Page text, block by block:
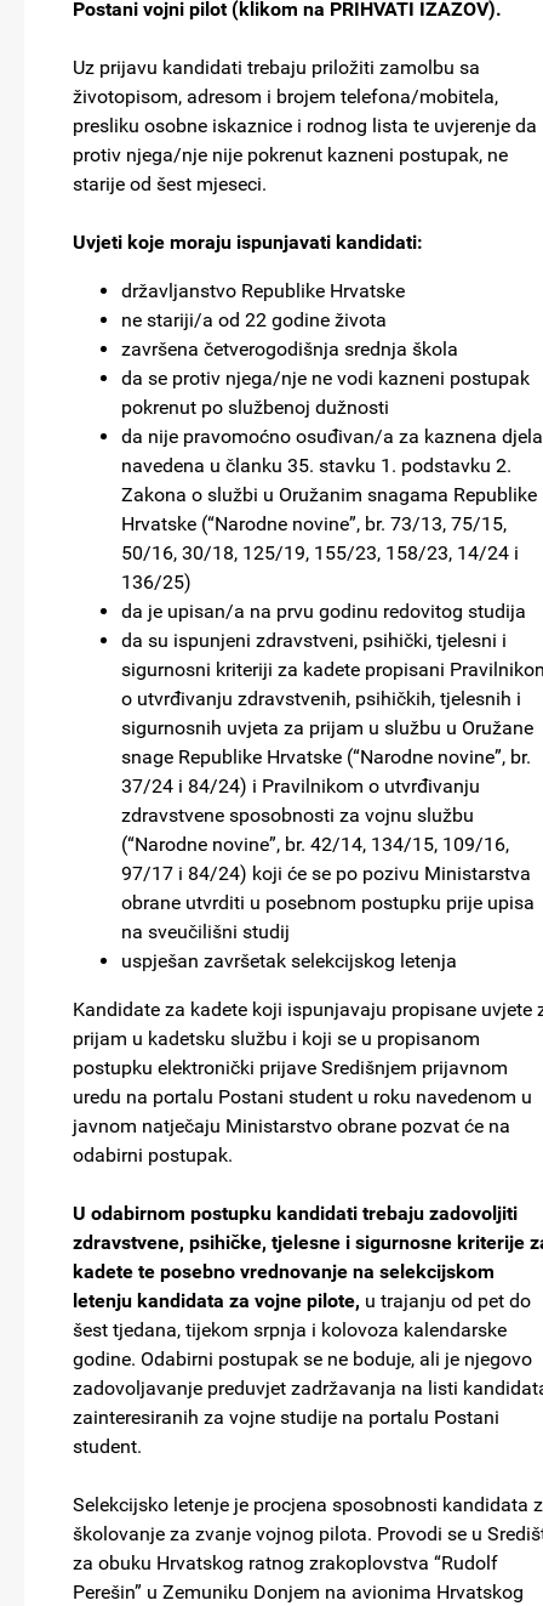
Postani vojni pilot (klikom na PRIHVATI IZAZOV).
Uz prijavu kandidati trebaju priložiti zamolbu sa
životopisom, adresom i brojem telefona/mobitela,
presliku osobne iskaznice i rodnog lista te uvjerenje da
protiv njega/nje nije pokrenut kazneni postupak, ne
starije od šest mjeseci.
Uvjeti koje moraju ispunjavati kandidati:
državljanstvo Republike Hrvatske
ne stariji/a od 22 godine života
završena četverogodišnja srednja škola
da se protiv njega/nje ne vodi kazneni postupak
pokrenut po službenoj dužnosti
da nije pravomoćno osuđivan/a za kaznena djela
navedena u članku 35. stavku 1. podstavku 2.
Zakona o službi u Oružanim snagama Republike
Hrvatske (“Narodne novine”, br. 73/13, 75/15,
50/16, 30/18, 125/19, 155/23, 158/23, 14/24 i
136/25)
da je upisan/a na prvu godinu redovitog studija
da su ispunjeni zdravstveni, psihički, tjelesni i
sigurnosni kriteriji za kadete propisani
o utvrđivanju zdravstvenih, psihičkih, tjelesnih i
sigurnosnih uvjeta za prijam u službu u Oružane
snage Republike Hrvatske (“Narodne novine”, br.
37/24 i 84/24) i Pravilnikom o utvrđivanju
zdravstvene sposobnosti za vojnu službu
(“Narodne novine”, br. 42/14, 134/15, 109/16,
97/17 i 84/24) koji će se po pozivu Ministarstva
obrane utvrditi u posebnom postupku prije upisa
na sveučilišni studij
uspješan završetak selekcijskog letenja
Kandidate za kadete koji ispunjavaju propisane uvjete
prijam u kadetsku službu i koji se u propisanom
postupku elektronički prijave Središnjem prijavnom
uredu na portalu Postani student u roku navedenom u
javnom natječaju Ministarstvo obrane pozvat će na
odabirni postupak.
U odabirnom postupku kandidati trebaju zadovoljiti
zdravstvene, psihičke, tjelesne i sigurnosne kriterije
kadete te posebno vrednovanje na selekcijskom
letenju kandidata za vojne pilote, u trajanju od pet do
šest tjedana, tijekom srpnja i kolovoza kalendarske
godine. Odabirni postupak se ne boduje, ali je njegovo
zadovoljavanje preduvjet zadržavanja na listi
zainteresiranih za vojne studije na portalu Postani
student.
Selekcijsko letenje je procjena sposobnosti kandidata
školovanje za zvanje vojnog pilota. Provodi se u
za obuku Hrvatskog ratnog zrakoplovstva “Rudolf
Perešin” u Zemuniku Donjem na avionima Hrvatskog